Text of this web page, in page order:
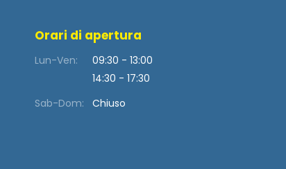
Orari di apertura
Lun-Ven:
09:30 - 13:00
14:30 - 17:30
Sab-Dom:
Chiuso